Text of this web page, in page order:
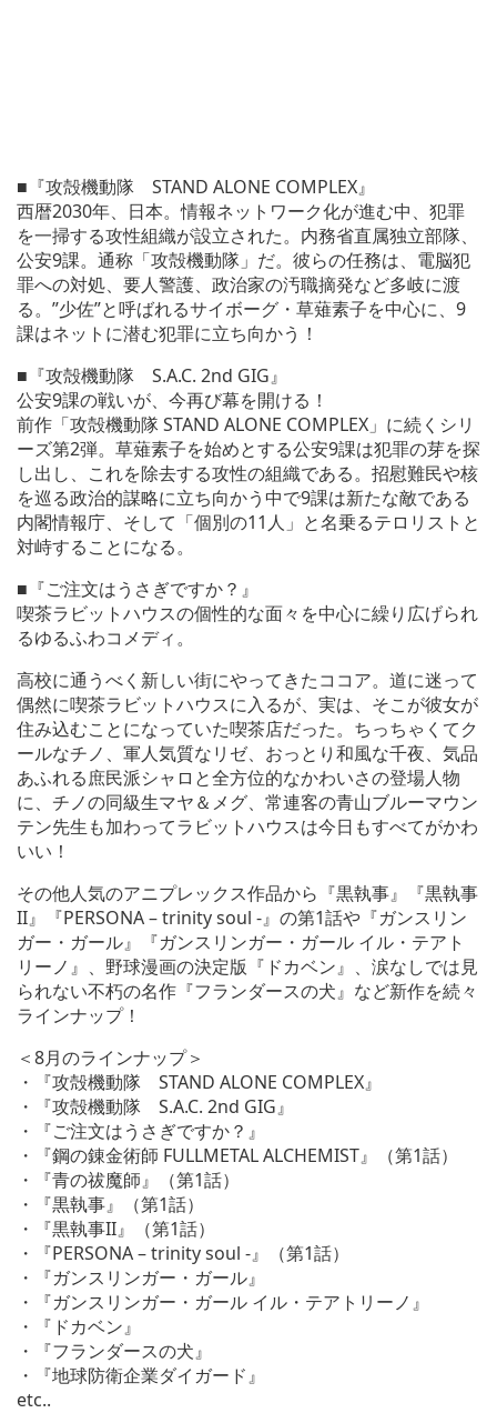
■『攻殻機動隊 STAND ALONE COMPLEX』
西暦2030年、日本。情報ネットワーク化が進む中、犯罪
を一掃する攻性組織が設立された。内務省直属独立部隊、
公安9課。通称「攻殻機動隊」だ。彼らの任務は、電脳犯
罪への対処、要人警護、政治家の汚職摘発など多岐に渡
る。”少佐”と呼ばれるサイボーグ・草薙素子を中心に、9
課はネットに潜む犯罪に立ち向かう！
■『攻殻機動隊 S.A.C. 2nd GIG』
公安9課の戦いが、今再び幕を開ける！
前作「攻殻機動隊 STAND ALONE COMPLEX」に続くシリ
ーズ第2弾。草薙素子を始めとする公安9課は犯罪の芽を探
し出し、これを除去する攻性の組織である。招慰難民や核
を巡る政治的謀略に立ち向かう中で9課は新たな敵である
内閣情報庁、そして「個別の11人」と名乗るテロリストと
対峙することになる。
■『ご注文はうさぎですか？』
喫茶ラビットハウスの個性的な面々を中心に繰り広げられ
るゆるふわコメディ。
高校に通うべく新しい街にやってきたココア。道に迷って
偶然に喫茶ラビットハウスに入るが、実は、そこが彼女が
住み込むことになっていた喫茶店だった。ちっちゃくてク
ールなチノ、軍人気質なリゼ、おっとり和風な千夜、気品
あふれる庶民派シャロと全方位的なかわいさの登場人物
に、チノの同級生マヤ＆メグ、常連客の青山ブルーマウン
テン先生も加わってラビットハウスは今日もすべてがかわ
いい！
その他人気のアニプレックス作品から『黒執事』『黒執事
II』『PERSONA – trinity soul -』の第1話や『ガンスリン
ガー・ガール』『ガンスリンガー・ガール イル・テアト
リーノ』、野球漫画の決定版『ドカベン』、涙なしでは見
られない不朽の名作『フランダースの犬』など新作を続々
ラインナップ！
＜8月のラインナップ＞
・『攻殻機動隊 STAND ALONE COMPLEX』
・『攻殻機動隊 S.A.C. 2nd GIG』
・『ご注文はうさぎですか？』
・『鋼の錬金術師 FULLMETAL ALCHEMIST』（第1話）
・『青の祓魔師』（第1話）
・『黒執事』（第1話）
・『黒執事II』（第1話）
・『PERSONA – trinity soul -』（第1話）
・『ガンスリンガー・ガール』
・『ガンスリンガー・ガール イル・テアトリーノ』
・『ドカベン』
・『フランダースの犬』
・『地球防衛企業ダイガード』
etc..